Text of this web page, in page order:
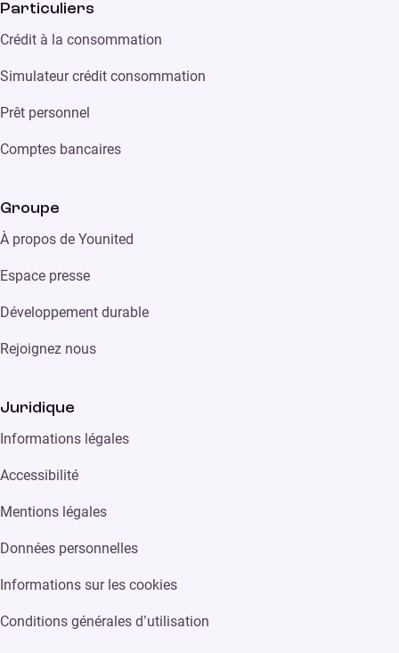
Particuliers
Crédit à la consommation
Simulateur crédit consommation
Prêt personnel
Comptes bancaires
Groupe
À propos de Younited
Espace presse
Développement durable
Rejoignez nous
Juridique
Informations légales
Accessibilité
Mentions légales
Données personnelles
Informations sur les cookies
Conditions générales d’utilisation